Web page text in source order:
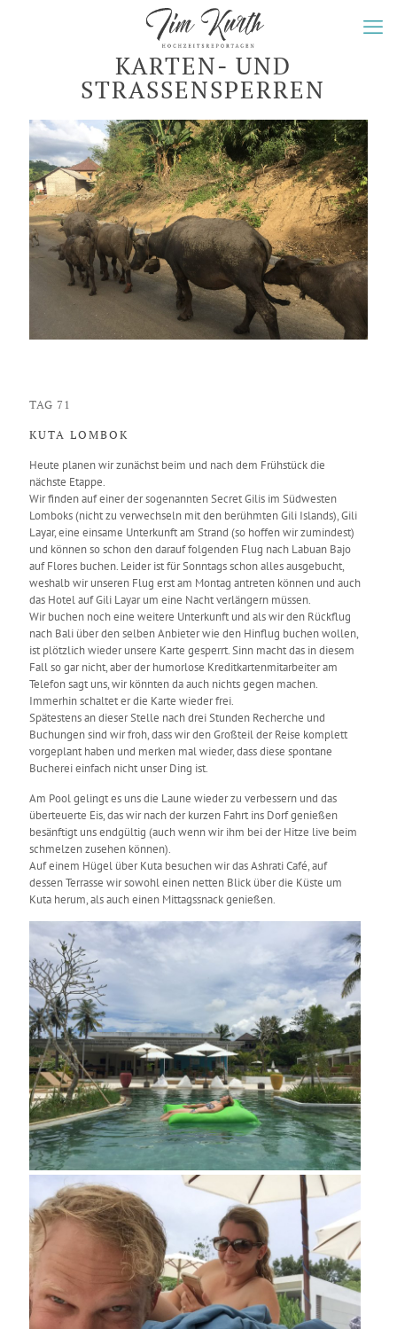
KARTEN- UND
STRASSENSPERREN
TAG 71
KUTA LOMBOK
Heute planen wir zunächst beim und nach dem Frühstück die
nächste Etappe.
Wir finden auf einer der sogenannten Secret Gilis im Südwesten
Lomboks (nicht zu verwechseln mit den berühmten Gili Islands), Gili
Layar, eine einsame Unterkunft am Strand (so hoffen wir zumindest)
und können so schon den darauf folgenden Flug nach Labuan Bajo
auf Flores buchen. Leider ist für Sonntags schon alles ausgebucht,
weshalb wir unseren Flug erst am Montag antreten können und auch
das Hotel auf Gili Layar um eine Nacht verlängern müssen.
Wir buchen noch eine weitere Unterkunft und als wir den Rückflug
nach Bali über den selben Anbieter wie den Hinflug buchen wollen,
ist plötzlich wieder unsere Karte gesperrt. Sinn macht das in diesem
Fall so gar nicht, aber der humorlose Kreditkartenmitarbeiter am
Telefon sagt uns, wir könnten da auch nichts gegen machen.
Immerhin schaltet er die Karte wieder frei.
Spätestens an dieser Stelle nach drei Stunden Recherche und
Buchungen sind wir froh, dass wir den Großteil der Reise komplett
vorgeplant haben und merken mal wieder, dass diese spontane
Bucherei einfach nicht unser Ding ist.
Am Pool gelingt es uns die Laune wieder zu verbessern und das
überteuerte Eis, das wir nach der kurzen Fahrt ins Dorf genießen
besänftigt uns endgültig (auch wenn wir ihm bei der Hitze live beim
schmelzen zusehen können).
Auf einem Hügel über Kuta besuchen wir das Ashrati Café, auf
dessen Terrasse wir sowohl einen netten Blick über die Küste um
Kuta herum, als auch einen Mittagssnack genießen.